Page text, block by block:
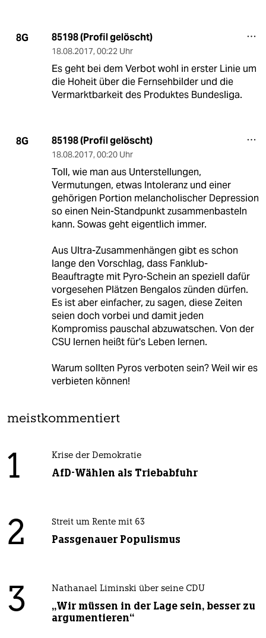
8G 85198 (Profil gelöscht)
18.08.2017, 00:22 Uhr
Es geht bei dem Verbot wohl in erster Linie um
die Hoheit über die Fernsehbilder und die
Vermarktbarkeit des Produktes Bundesliga.
8G 85198 (Profil gelöscht)
18.08.2017, 00:20 Uhr
Toll, wie man aus Unterstellungen,
Vermutungen, etwas Intoleranz und einer
gehörigen Portion melancholischer Depression
so einen Nein-Standpunkt zusammenbasteln
kann. Sowas geht eigentlich immer.
Aus Ultra-Zusammenhängen gibt es schon
lange den Vorschlag, dass Fanklub-
Beauftragte mit Pyro-Schein an speziell dafür
vorgesehen Plätzen Bengalos zünden dürfen.
Es ist aber einfacher, zu sagen, diese Zeiten
seien doch vorbei und damit jeden
Kompromiss pauschal abzuwatschen. Von der
CSU lernen heißt für's Leben lernen.
Warum sollten Pyros verboten sein? Weil wir es
verbieten können!
meistkommentiert
1 Krise der Demokratie
AfD-Wählen als Triebabfuhr
2 Streit um Rente mit 63
Passgenauer Populismus
3 Nathanael Liminski über seine CDU
„Wir müssen in der Lage sein, besser zu
argumentieren“